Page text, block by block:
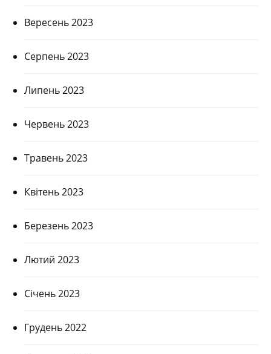
Вересень 2023
Серпень 2023
Липень 2023
Червень 2023
Травень 2023
Квітень 2023
Березень 2023
Лютий 2023
Січень 2023
Грудень 2022